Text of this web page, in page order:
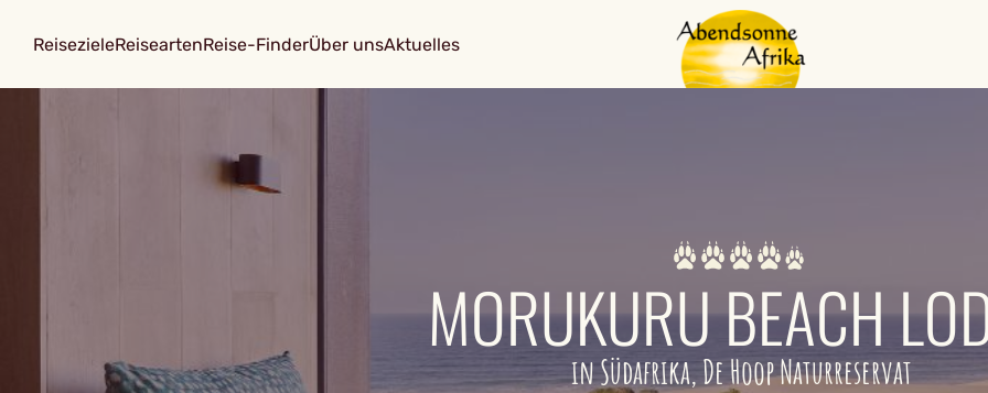
ReisezieleReiseartenReise-FinderÜber unsAktuelles
MORUKURU BEACH
in Südafrika, De Hoop Naturreservat